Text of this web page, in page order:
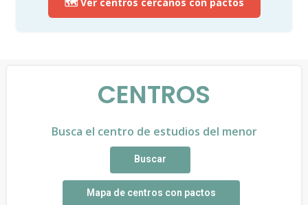
CENTROS
Busca el centro de estudios del menor
Buscar
Mapa de centros con pactos